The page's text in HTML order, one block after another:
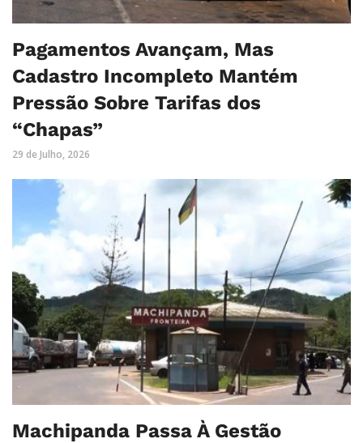
Pagamentos Avançam, Mas
Cadastro Incompleto Mantém
Pressão Sobre Tarifas dos
“Chapas”
29 de Julho, 2026
Machipanda Passa À Gestão